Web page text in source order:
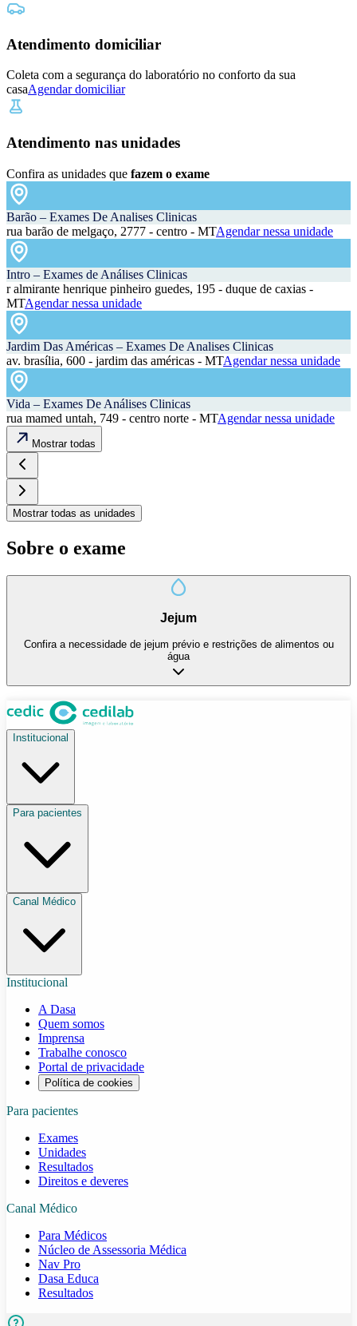
Atendimento domiciliar
Coleta com a segurança do laboratório no conforto da sua
casaAgendar domiciliar
Atendimento nas unidades
Confira as unidades que fazem o exame
Barão – Exames De Analises Clinicas
rua barão de melgaço, 2777 - centro - MTAgendar nessa unidade
Intro – Exames de Análises Clinicas
r almirante henrique pinheiro guedes, 195 - duque de caxias -
MTAgendar nessa unidade
Jardim Das Américas – Exames De Analises Clinicas
av. brasília, 600 - jardim das américas - MTAgendar nessa unidade
Vida – Exames De Análises Clinicas
rua mamed untah, 749 - centro norte - MTAgendar nessa unidade
Mostrar todas
Mostrar todas as unidades
Sobre o exame
Jejum
Confira a necessidade de jejum prévio e restrições de alimentos ou
água
Institucional
Para pacientes
Canal Médico
Institucional
A Dasa
Quem somos
Imprensa
Trabalhe conosco
Portal de privacidade
Política de cookies
Para pacientes
Exames
Unidades
Resultados
Direitos e deveres
Canal Médico
Para Médicos
Núcleo de Assessoria Médica
Nav Pro
Dasa Educa
Resultados